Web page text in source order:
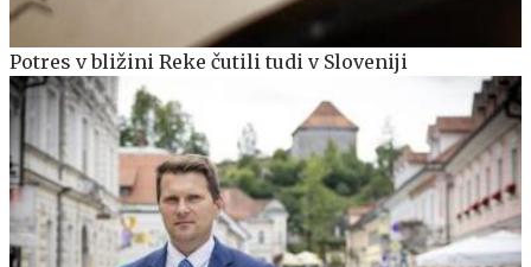
Potres v bližini Reke čutili tudi v Sloveniji